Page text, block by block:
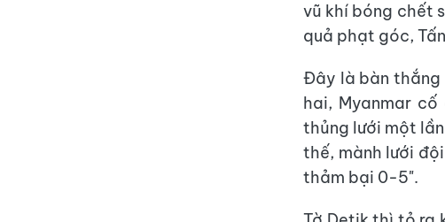
vũ khí bóng chết
quả phạt góc,
Đây là bàn thắng
hai, Myanmar
thủng lưới một
thế, mành lưới
thảm bại 0-5".